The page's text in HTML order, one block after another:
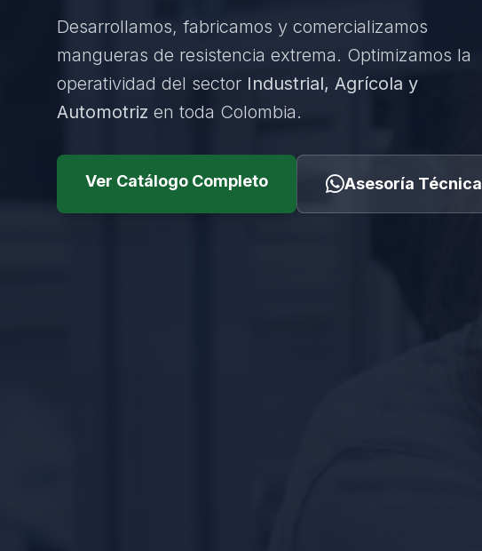
Desarrollamos, fabricamos y comercializamos
mangueras de resistencia extrema. Optimizamos la
operatividad del sector Industrial, Agrícola y
Automotriz en toda Colombia.
Ver Catálogo Completo Asesoría Técnica